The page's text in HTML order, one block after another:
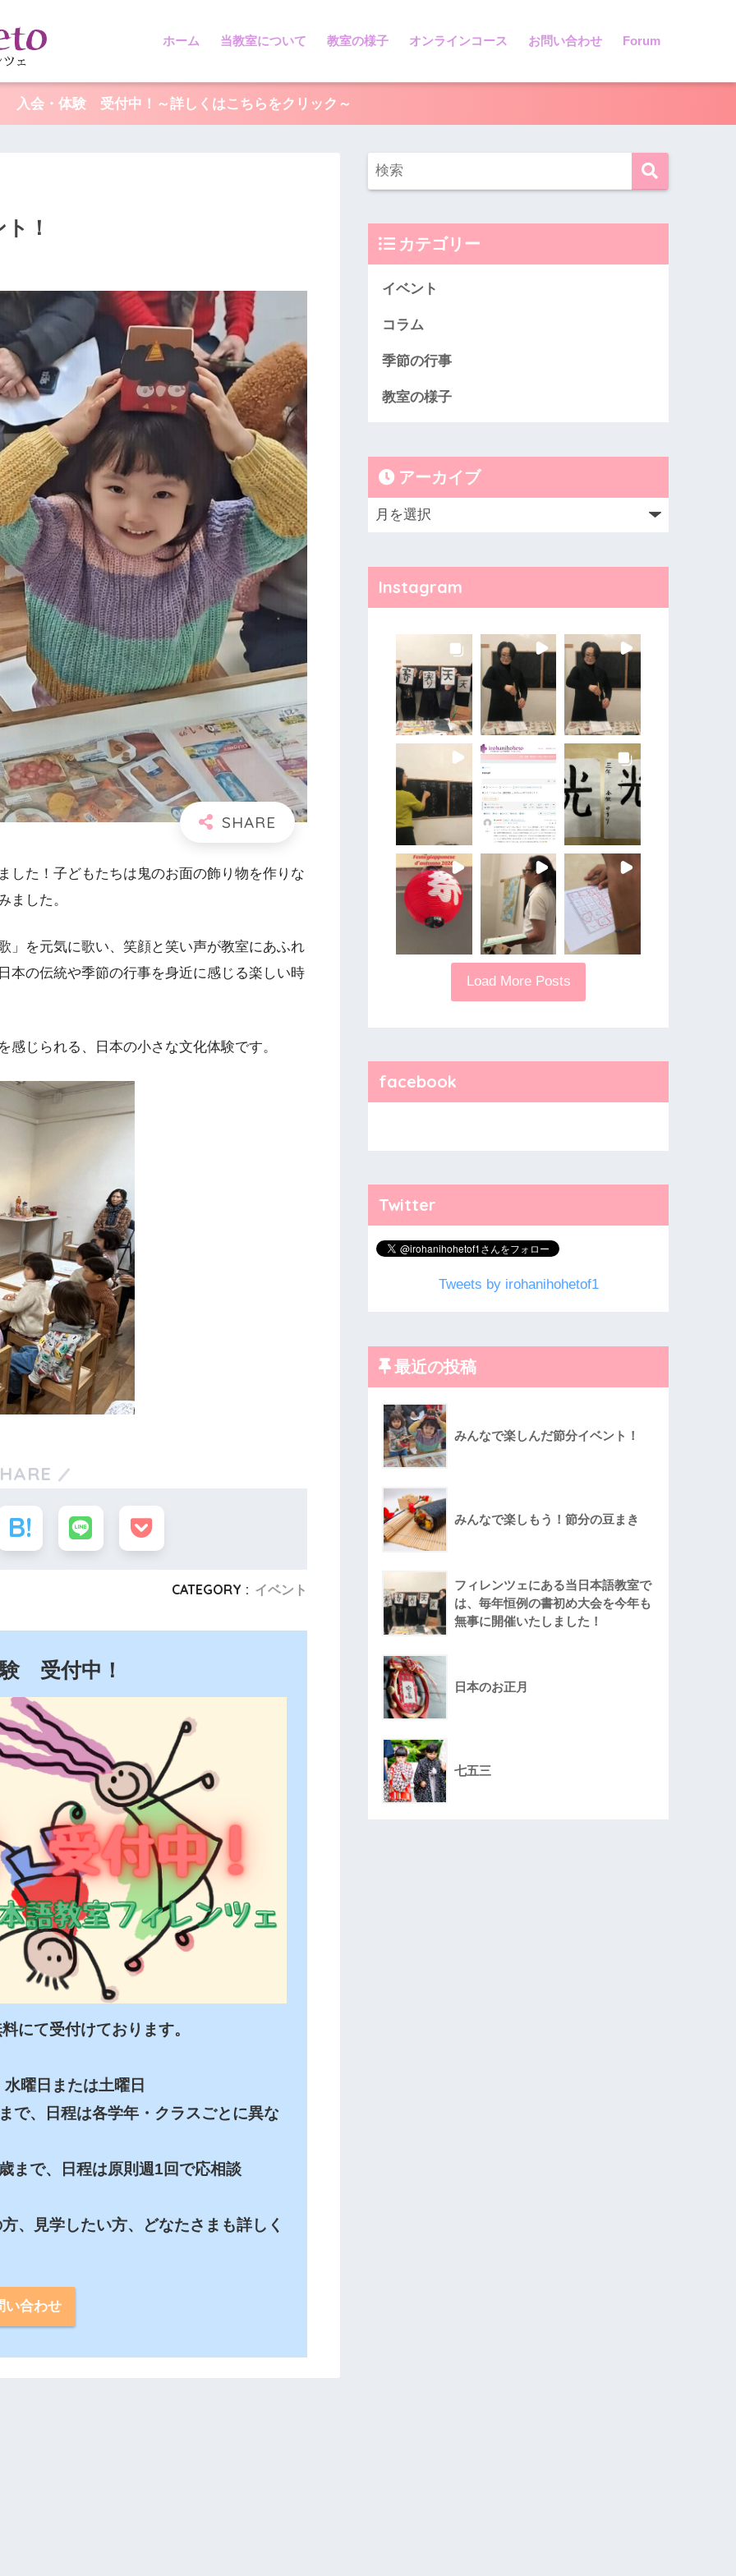
ホーム 当教室について 教室の様子 オンラインコース お問い合わせ Forum
入会・体験 受付中！～詳しくはこちらをクリック～
！
した！子どもたちは鬼のお面の飾り物を作りな
ました。
」を元気に歌い、笑顔と笑い声が教室にあふれ
本の伝統や季節の行事を身近に感じる楽しい時
じられる、日本の小さな文化体験です。
CATEGORY : イベント
受付中！
にて受付けております。
曜日または土曜日
で、日程は各学年・クラスごとに異な
まで、日程は原則週1回で応相談
、見学したい方、どなたさまも詳しく
い合わせ
カテゴリー
イベント
コラム
季節の行事
教室の様子
アーカイブ
Instagram
Load More Posts
facebook
Twitter
Tweets by irohanihohetof1
最近の投稿
みんなで楽しんだ節分イベント！
みんなで楽しもう！節分の豆まき
フィレンツェにある当日本語教室で
は、毎年恒例の書初め大会を今年も
無事に開催いたしました！
日本のお正月
七五三